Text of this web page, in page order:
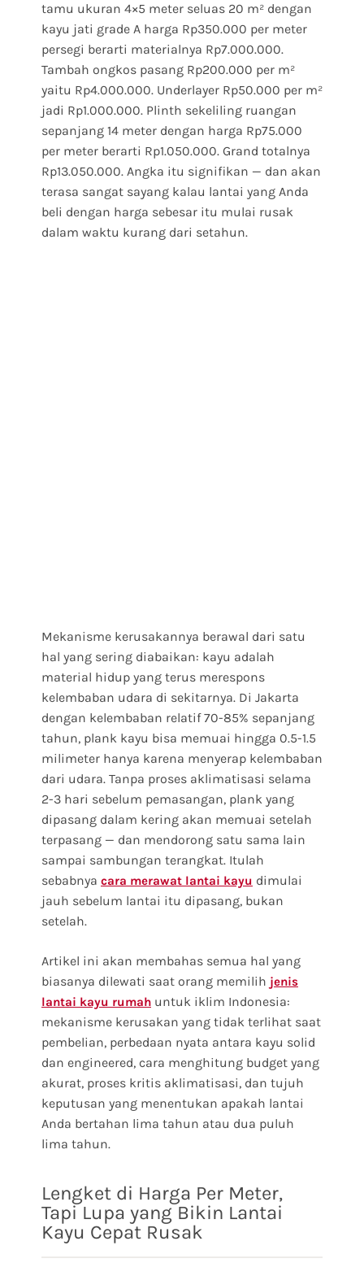
tamu ukuran 4×5 meter seluas 20 m² dengan
kayu jati grade A harga Rp350.000 per meter
persegi berarti materialnya Rp7.000.000.
Tambah ongkos pasang Rp200.000 per m²
yaitu Rp4.000.000. Underlayer Rp50.000 per m²
jadi Rp1.000.000. Plinth sekeliling ruangan
sepanjang 14 meter dengan harga Rp75.000
per meter berarti Rp1.050.000. Grand totalnya
Rp13.050.000. Angka itu signifikan — dan akan
terasa sangat sayang kalau lantai yang Anda
beli dengan harga sebesar itu mulai rusak
dalam waktu kurang dari setahun.
Mekanisme kerusakannya berawal dari satu
hal yang sering diabaikan: kayu adalah
material hidup yang terus merespons
kelembaban udara di sekitarnya. Di Jakarta
dengan kelembaban relatif 70-85% sepanjang
tahun, plank kayu bisa memuai hingga 0.5-1.5
milimeter hanya karena menyerap kelembaban
dari udara. Tanpa proses aklimatisasi selama
2-3 hari sebelum pemasangan, plank yang
dipasang dalam kering akan memuai setelah
terpasang — dan mendorong satu sama lain
sampai sambungan terangkat. Itulah
sebabnya cara merawat lantai kayu dimulai
jauh sebelum lantai itu dipasang, bukan
setelah.
Artikel ini akan membahas semua hal yang
biasanya dilewati saat orang memilih jenis
lantai kayu rumah untuk iklim Indonesia:
mekanisme kerusakan yang tidak terlihat saat
pembelian, perbedaan nyata antara kayu solid
dan engineered, cara menghitung budget yang
akurat, proses kritis aklimatisasi, dan tujuh
keputusan yang menentukan apakah lantai
Anda bertahan lima tahun atau dua puluh
lima tahun.
Lengket di Harga Per Meter,
Tapi Lupa yang Bikin Lantai
Kayu Cepat Rusak